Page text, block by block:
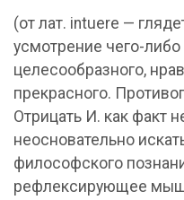
(от лат. intuere —
усмотрение чего-либо
целесообразного,
прекрасного.
Отрицать И. как факт
неосновательно
философского
рефлексирующее